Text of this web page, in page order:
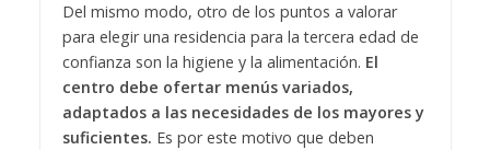
Del mismo modo, otro de los puntos a valorar
para elegir una residencia para la tercera edad de
confianza son la higiene y la alimentación. El
centro debe ofertar menús variados,
adaptados a las necesidades de los mayores y
suficientes. Es por este motivo que deben